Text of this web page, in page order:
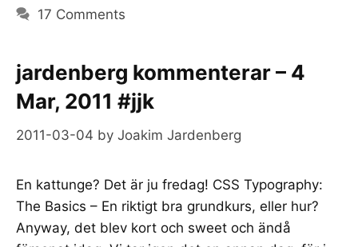
17 Comments
jardenberg kommenterar – 4
Mar, 2011 #jjk
2011-03-04 by Joakim Jardenberg
En kattunge? Det är ju fredag! CSS Typography:
The Basics – En riktigt bra grundkurs, eller hur?
Anyway, det blev kort och sweet och ändå